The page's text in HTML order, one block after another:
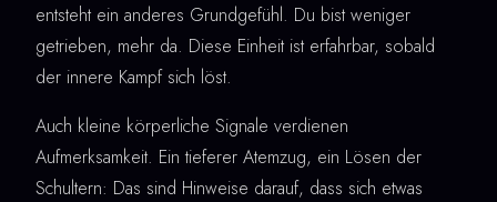
entsteht ein anderes Grundgefühl. Du bist weniger
getrieben, mehr da. Diese Einheit ist erfahrbar, sobald
der innere Kampf sich löst.
Auch kleine körperliche Signale verdienen
Aufmerksamkeit. Ein tieferer Atemzug, ein Lösen der
Schultern: Das sind Hinweise darauf, dass sich etwas